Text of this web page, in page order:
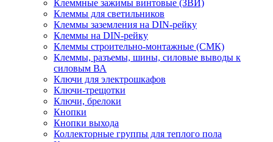
Клеммные зажимы винтовые (ЗВИ)
Клеммы для светильников
Клеммы заземления на DIN-рейку
Клеммы на DIN-рейку
Клеммы строительно-монтажные (СМК)
Клеммы, разъемы, шины, силовые выводы к
силовым ВА
Ключи для электрошкафов
Ключи-трещотки
Ключи, брелоки
Кнопки
Кнопки выхода
Коллекторные группы для теплого пола